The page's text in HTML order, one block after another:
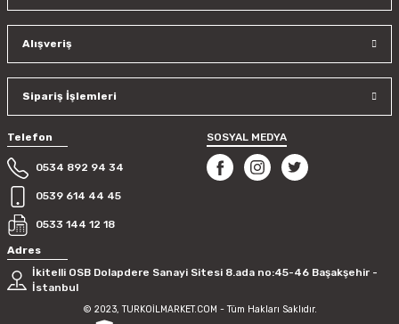
Alışveriş
Sipariş İşlemleri
Telefon
0534 892 94 34
0539 614 44 45
0533 144 12 18
SOSYAL MEDYA
Adres
İkitelli OSB Dolapdere Sanayi Sitesi 8.ada no:45-46 Başakşehir -
İstanbul
© 2023, TURKOİLMARKET.COM - Tüm Hakları Saklıdır.